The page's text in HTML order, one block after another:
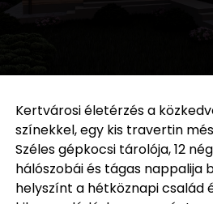
Kertvárosi életérzés a
színekkel, egy kis travertin
Széles gépkocsi tárolója, 12
hálószobái és tágas nappalija
helyszínt a hétköznapi család